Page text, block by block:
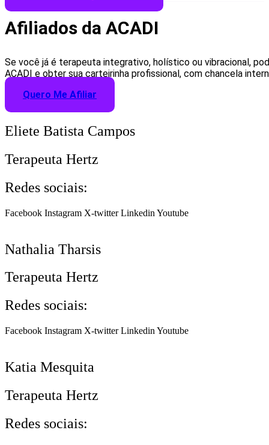
Afiliados da ACADI
Se você já é terapeuta integrativo, holístico ou vibracional,
ACADI e obter sua carteirinha profissional, com chancela
Quero Me Afiliar
Eliete Batista Campos
Terapeuta Hertz
Redes sociais:
Facebook Instagram X-twitter Linkedin Youtube
Nathalia Tharsis
Terapeuta Hertz
Redes sociais:
Facebook Instagram X-twitter Linkedin Youtube
Katia Mesquita
Terapeuta Hertz
Redes sociais: